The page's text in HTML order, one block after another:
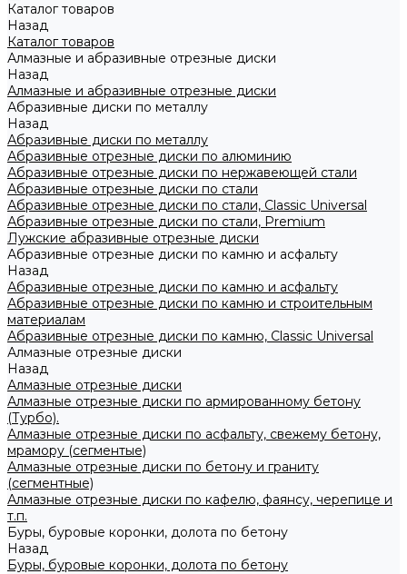
Каталог товаров
Назад
Каталог товаров
Алмазные и абразивные отрезные диски
Назад
Алмазные и абразивные отрезные диски
Абразивные диски по металлу
Назад
Абразивные диски по металлу
Абразивные отрезные диски по алюминию
Абразивные отрезные диски по нержавеющей стали
Абразивные отрезные диски по стали
Абразивные отрезные диски по стали, Classic Universal
Абразивные отрезные диски по стали, Premium
Лужские абразивные отрезные диски
Абразивные отрезные диски по камню и асфальту
Назад
Абразивные отрезные диски по камню и асфальту
Абразивные отрезные диски по камню и строительным
материалам
Абразивные отрезные диски по камню, Classic Universal
Алмазные отрезные диски
Назад
Алмазные отрезные диски
Алмазные отрезные диски по армированному бетону
(Турбо).
Алмазные отрезные диски по асфальту, свежему бетону,
мрамору (сегментые)
Алмазные отрезные диски по бетону и граниту
(сегментные)
Алмазные отрезные диски по кафелю, фаянсу, черепице и
т.п.
Буры, буровые коронки, долота по бетону
Назад
Буры, буровые коронки, долота по бетону